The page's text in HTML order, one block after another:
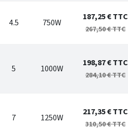
4.5 750W
187,25 €TTC
267,50 €TTC
5 1000W
198,87 €TTC
284,10 €TTC
7 1250W
217,35 €TTC
310,50 €TTC